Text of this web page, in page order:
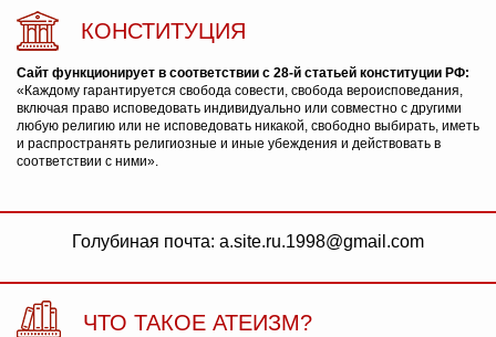
КОНСТИТУЦИЯ
Сайт функционирует в соответствии с 28-й статьей конституции РФ:
«Каждому гарантируется свобода совести, свобода вероисповедания,
включая право исповедовать индивидуально или совместно с другими
любую религию или не исповедовать никакой, свободно выбирать, иметь
и распространять религиозные и иные убеждения и действовать в
соответствии с ними».
Голубиная почта: a.site.ru.1998@gmail.com
ЧТО ТАКОЕ АТЕИЗМ?